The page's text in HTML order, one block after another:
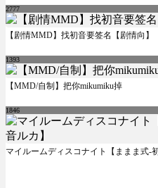
2777
【剧情MMD】找初音要签名【剧情向】
1393
【MMD/自制】把你mikumiku掉
1846
マイルームディスコナイト【ままま式-